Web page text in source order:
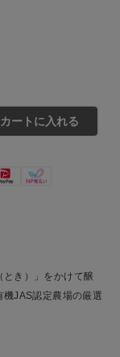
カートに入れる
き）」をかけて醸
機JAS認定農場の厳選